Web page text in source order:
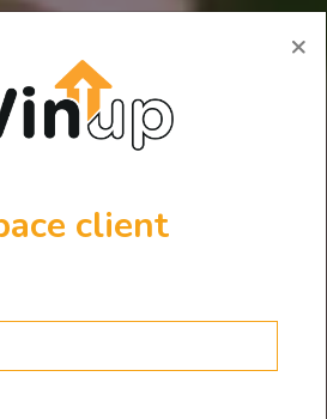
aussi,
sur
!
×
client